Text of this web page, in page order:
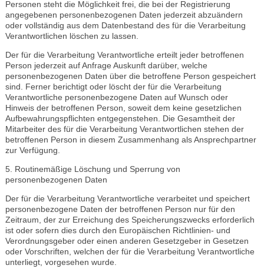
Personen steht die Möglichkeit frei, die bei der Registrierung
angegebenen personenbezogenen Daten jederzeit abzuändern
oder vollständig aus dem Datenbestand des für die Verarbeitung
Verantwortlichen löschen zu lassen.
Der für die Verarbeitung Verantwortliche erteilt jeder betroffenen
Person jederzeit auf Anfrage Auskunft darüber, welche
personenbezogenen Daten über die betroffene Person gespeichert
sind. Ferner berichtigt oder löscht der für die Verarbeitung
Verantwortliche personenbezogene Daten auf Wunsch oder
Hinweis der betroffenen Person, soweit dem keine gesetzlichen
Aufbewahrungspflichten entgegenstehen. Die Gesamtheit der
Mitarbeiter des für die Verarbeitung Verantwortlichen stehen der
betroffenen Person in diesem Zusammenhang als Ansprechpartner
zur Verfügung.
5. Routinemäßige Löschung und Sperrung von
personenbezogenen Daten
Der für die Verarbeitung Verantwortliche verarbeitet und speichert
personenbezogene Daten der betroffenen Person nur für den
Zeitraum, der zur Erreichung des Speicherungszwecks erforderlich
ist oder sofern dies durch den Europäischen Richtlinien- und
Verordnungsgeber oder einen anderen Gesetzgeber in Gesetzen
oder Vorschriften, welchen der für die Verarbeitung Verantwortliche
unterliegt, vorgesehen wurde.